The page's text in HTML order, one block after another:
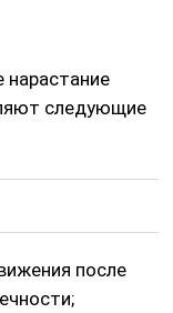
нарастание
следующие
после